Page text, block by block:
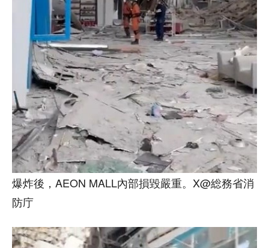
爆炸後，AEON MALL內部損毀嚴重。X@総務省消
防庁